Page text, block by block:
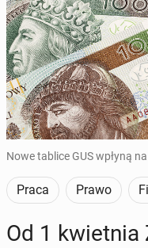
Nowe tablice GUS wpłyną
Praca Prawo
Od 1 kwiet­nia